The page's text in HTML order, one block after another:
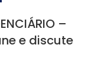
–
e discute